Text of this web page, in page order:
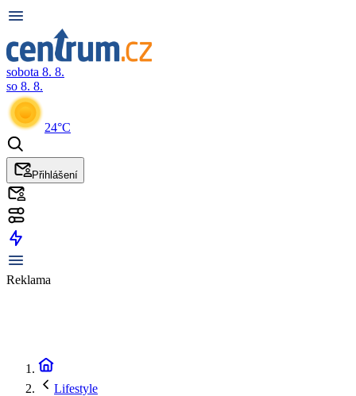
sobota 8. 8.
so 8. 8.
24°C
Přihlášení
Reklama
Lifestyle